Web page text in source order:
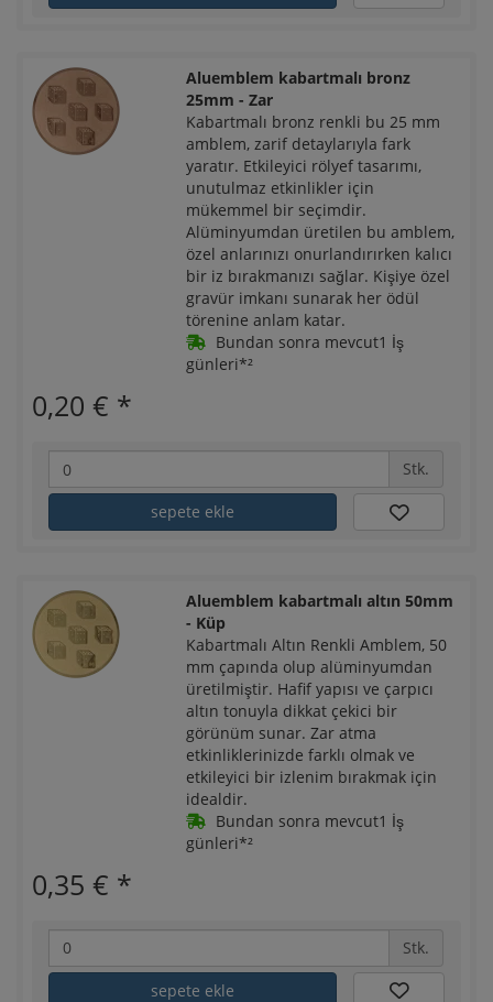
Aluemblem kabartmalı bronz
25mm - Zar
Kabartmalı bronz renkli bu 25 mm
amblem, zarif detaylarıyla fark
yaratır. Etkileyici rölyef tasarımı,
unutulmaz etkinlikler için
mükemmel bir seçimdir.
Alüminyumdan üretilen bu amblem,
özel anlarınızı onurlandırırken kalıcı
bir iz bırakmanızı sağlar. Kişiye özel
gravür imkanı sunarak her ödül
törenine anlam katar.
Bundan sonra mevcut1 İş
günleri*²
0,20 € *
Stk.
sepete ekle
Aluemblem kabartmalı altın 50mm
- Küp
Kabartmalı Altın Renkli Amblem, 50
mm çapında olup alüminyumdan
üretilmiştir. Hafif yapısı ve çarpıcı
altın tonuyla dikkat çekici bir
görünüm sunar. Zar atma
etkinliklerinizde farklı olmak ve
etkileyici bir izlenim bırakmak için
idealdir.
Bundan sonra mevcut1 İş
günleri*²
0,35 € *
Stk.
sepete ekle